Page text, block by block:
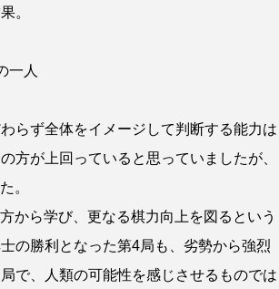
。
一人
らず全体をイメージして判断する能力は
方が上回っていると思っていましたが、
。
から学び、更なる棋力向上を図るという
の勝利となった第4局も、劣勢から強烈
で、人類の可能性を感じさせるものでは